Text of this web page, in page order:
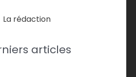
La rédaction
articles